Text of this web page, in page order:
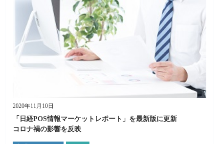
2020年11月10日
「日経POS情報マーケットレポート」を最新版に更新
コロナ禍の影響を反映